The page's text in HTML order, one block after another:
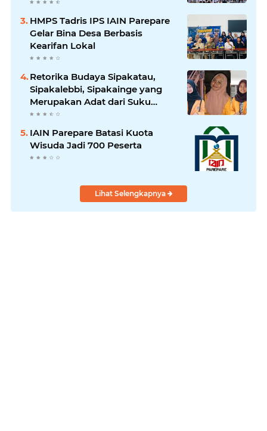
HMPS Tadris IPS IAIN Parepare
Gelar Bina Desa Berbasis
Kearifan Lokal
Retorika Budaya Sipakatau,
Sipakalebbi, Sipakainge yang
Merupakan Adat dari Suku
Bugis
IAIN Parepare Batasi Kuota
Wisuda Jadi 700 Peserta
Lihat Selengkapnya